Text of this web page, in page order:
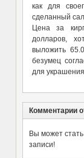
как для
сделанный
Цена за
долларов,
выложить
безумец
для
Комментарии
Вы может
записи!